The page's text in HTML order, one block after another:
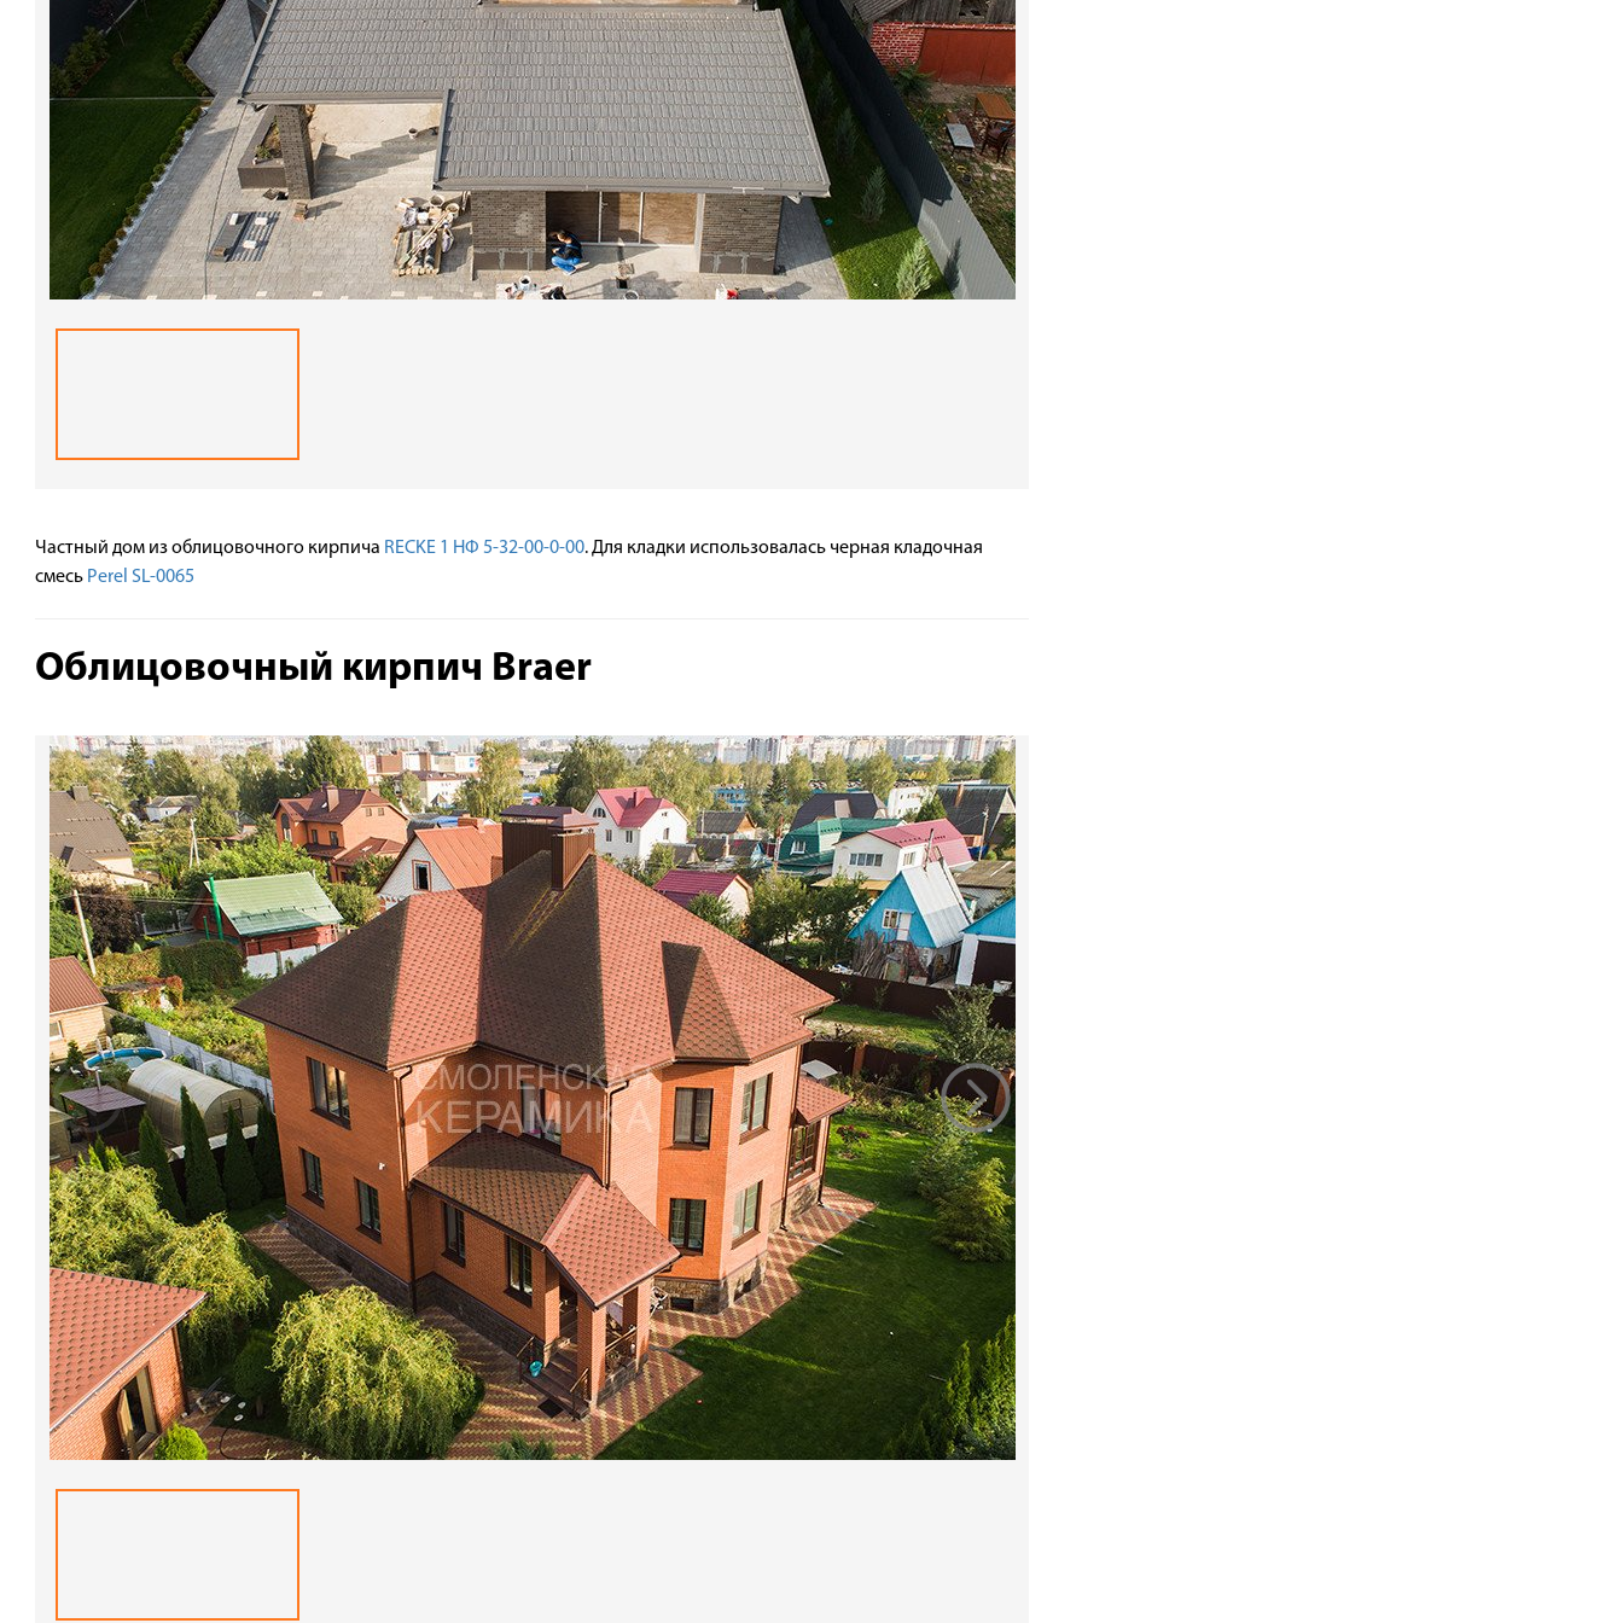
Частный дом из облицовочного кирпича RECKE 1 НФ 5-32-00-0-00. Для кладки использовалась черная кладочная
смесь Perel SL-0065
Облицовочный кирпич Braer